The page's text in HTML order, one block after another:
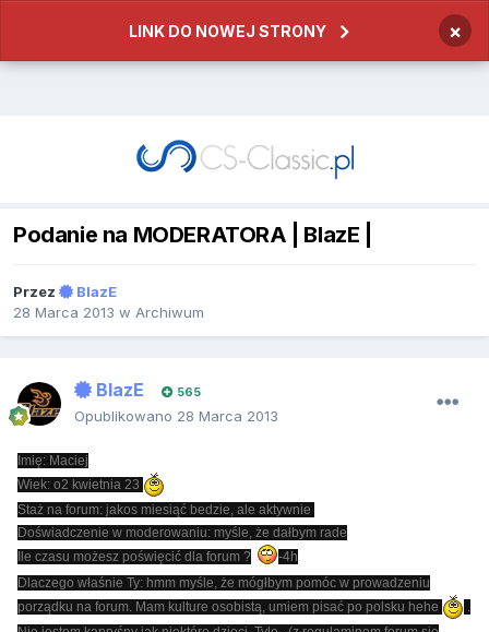
LINK DO NOWEJ STRONY ×
Podanie na MODERATORA | BlazE |
Przez
BlazE
28 Marca 2013 w Archiwum
BlazE 565
Opublikowano 28 Marca 2013
Imię: Maciej
Wiek: o2 kwietnia 23
Staż na forum: jakos miesiąć bedzie, ale aktywnie
Doświadczenie w moderowaniu: myśle, że dałbym rade
Ile czasu możesz poświęcić dla forum ?
-4h
Dlaczego właśnie Ty: hmm myśle, że mógłbym pomóc w prowadzeniu
porządku na forum. Mam kulture osobistą, umiem pisać po polsku hehe
.